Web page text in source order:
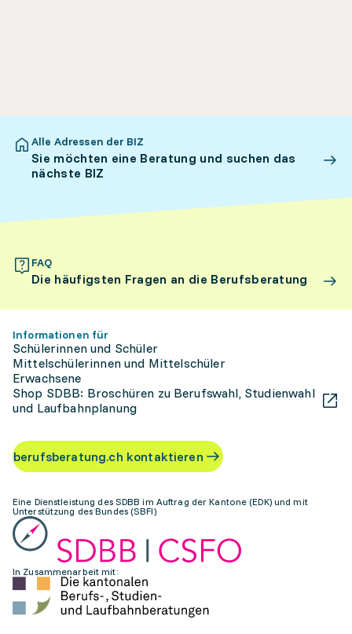
Alle Adressen der BIZ
Sie möchten eine Beratung und suchen das
nächste BIZ
FAQ
Die häufigsten Fragen an die Berufsberatung
Informationen für
Schülerinnen und Schüler
Mittelschülerinnen und Mittelschüler
Erwachsene
Shop SDBB: Broschüren zu Berufswahl, Studienwahl
und Laufbahnplanung
berufsberatung.ch kontaktieren
Eine Dienstleistung des SDBB im Auftrag der Kantone (EDK) und mit
Unterstützung des Bundes (SBFI)
In Zusammenarbeit mit: